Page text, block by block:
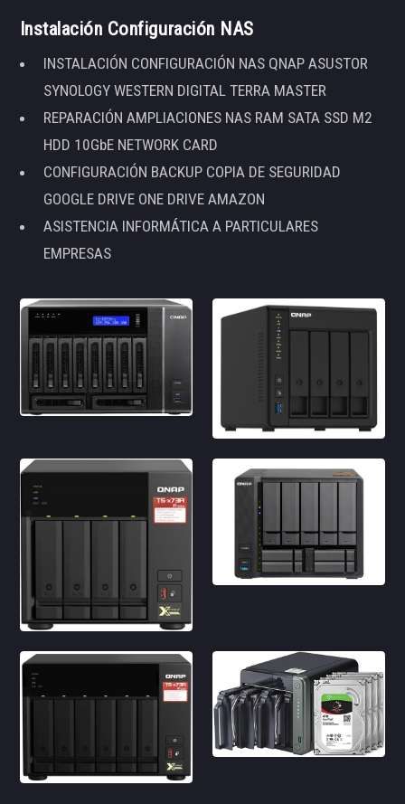
Instalación Configuración NAS
INSTALACIÓN CONFIGURACIÓN NAS QNAP ASUSTOR
SYNOLOGY WESTERN DIGITAL TERRA MASTER
REPARACIÓN AMPLIACIONES NAS RAM SATA SSD M2
HDD 10GbE NETWORK CARD
CONFIGURACIÓN BACKUP COPIA DE SEGURIDAD
GOOGLE DRIVE ONE DRIVE AMAZON
ASISTENCIA INFORMÁTICA A PARTICULARES
EMPRESAS